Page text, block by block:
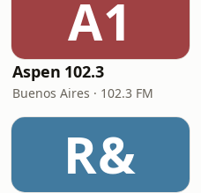
A1
Aspen 102.3
Buenos Aires · 102.3 FM
R&